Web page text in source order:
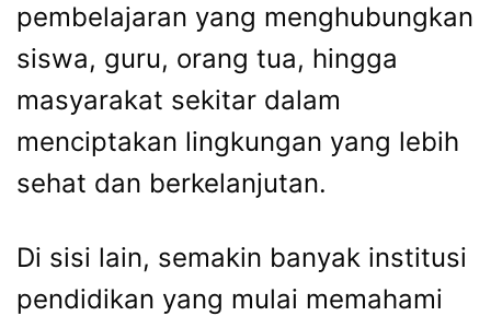
pembelajaran yang menghubungkan
siswa, guru, orang tua, hingga
masyarakat sekitar dalam
menciptakan lingkungan yang lebih
sehat dan berkelanjutan.
Di sisi lain, semakin banyak institusi
pendidikan yang mulai memahami